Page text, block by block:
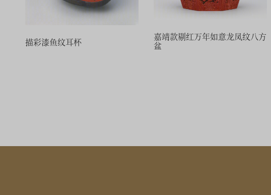
描彩漆鱼纹耳杯 嘉靖款剔红万年如意龙凤纹八方
盆